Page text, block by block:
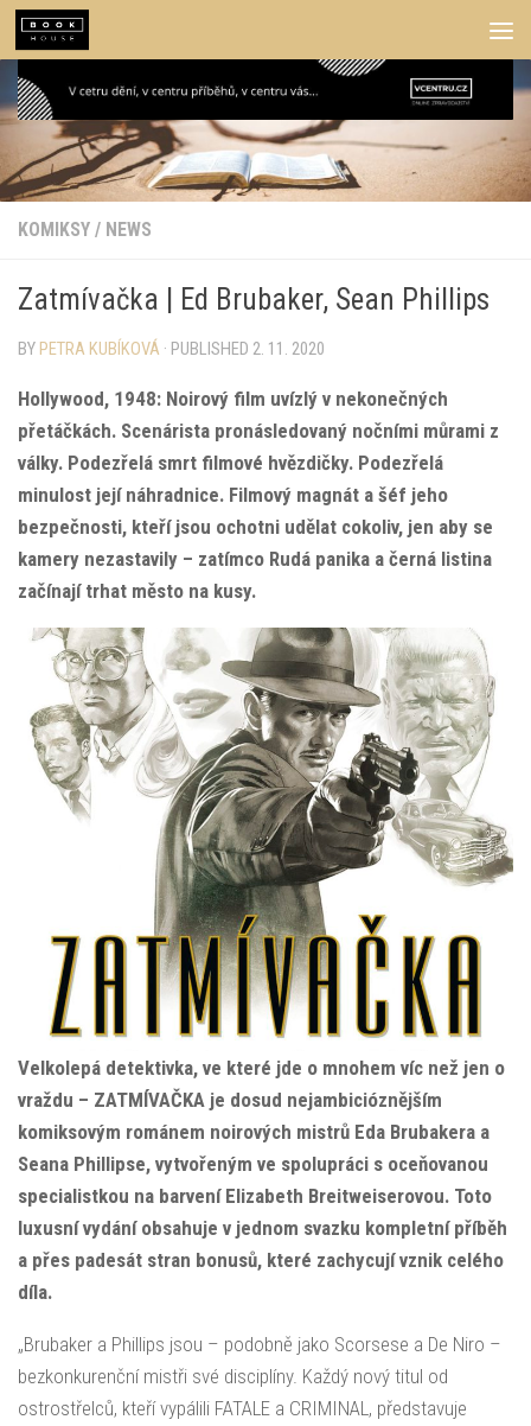
Skip to content
KOMIKSY / NEWS
Zatmívačka | Ed Brubaker, Sean Phillips
BY PETRA KUBÍKOVÁ · PUBLISHED 2. 11. 2020
Hollywood, 1948: Noirový film uvízlý v nekonečných
přetáčkách. Scenárista pronásledovaný nočními můrami z
války. Podezřelá smrt filmové hvězdičky. Podezřelá
minulost její náhradnice. Filmový magnát a šéf jeho
bezpečnosti, kteří jsou ochotni udělat cokoliv, jen aby se
kamery nezastavily – zatímco Rudá panika a černá listina
začínají trhat město na kusy.
Velkolepá detektivka, ve které jde o mnohem víc než jen o
vraždu – ZATMÍVAČKA je dosud nejambicióznějším
komiksovým románem noirových mistrů Eda Brubakera a
Seana Phillipse, vytvořeným ve spolupráci s oceňovanou
specialistkou na barvení Elizabeth Breitweiserovou. Toto
luxusní vydání obsahuje v jednom svazku kompletní příběh
a přes padesát stran bonusů, které zachycují vznik celého
díla.
„Brubaker a Phillips jsou – podobně jako Scorsese a De Niro –
bezkonkurenční mistři své disciplíny. Každý nový titul od
ostrostřelců, kteří vypálili FATALE a CRIMINAL, představuje